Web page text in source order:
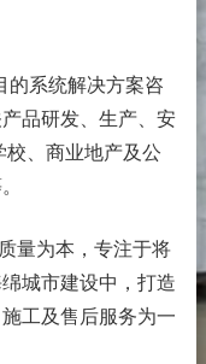
的系统解决方案咨
品研发、生产、安
、商业地产及公
量为本，专注于将
城市建设中，打造
工及售后服务为一